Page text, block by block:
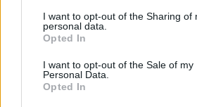
not limited to your visit or usage
grant or deny consent to Google and
use your data for below specified
consent section.
I want to opt-out of the Sharing of
personal data.
Opted In
I want to opt-out of the Sale of my
Personal Data.
Opted In